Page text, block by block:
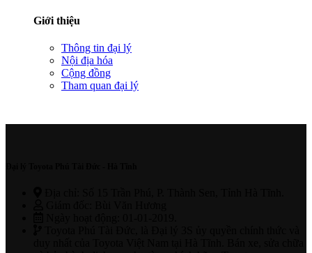
Giới thiệu
Thông tin đại lý
Nội địa hóa
Cộng đồng
Tham quan đại lý